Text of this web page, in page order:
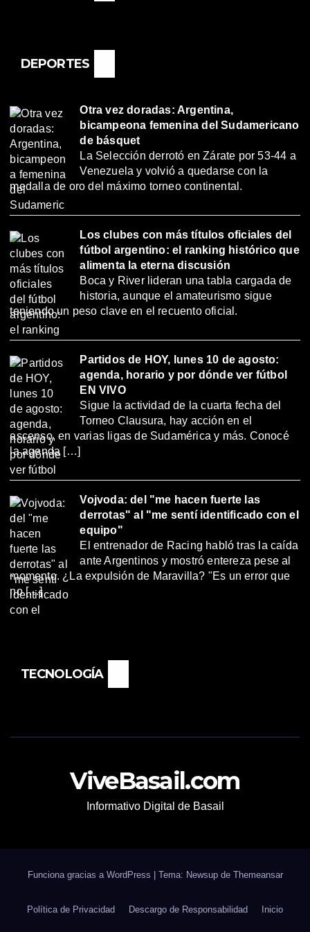
DEPORTES
Otra vez doradas: Argentina,
bicampeona femenina del Sudamericano
de básquet
La Selección derrotó en Zárate por 53-44 a
Venezuela y volvió a quedarse con la
medalla de oro del máximo torneo continental.
Los clubes con más títulos oficiales del
fútbol argentino: el ranking histórico que
alimenta la eterna discusión
Boca y River lideran una tabla cargada de
historia, aunque el amateurismo sigue
teniendo un peso clave en el recuento oficial.
Partidos de HOY, lunes 10 de agosto:
agenda, horario y por dónde ver fútbol
EN VIVO
Sigue la actividad de la cuarta fecha del
Torneo Clausura, hay acción en el
ascenso, en varias ligas de Sudamérica y más. Conocé
la agenda […]
Vojvoda: del "me hacen fuerte las
derrotas" al "me sentí identificado con el
equipo"
El entrenador de Racing habló tras la caída
ante Argentinos y mostró entereza pese al
momento. ¿La expulsión de Maravilla? "Es un error que
no […]
TECNOLOGÍA
ViveBasail.com
Informativo Digital de Basail
Funciona gracias a WordPress | Tema: Newsup de Themeansar
Política de Privacidad Descargo de Responsabilidad Inicio